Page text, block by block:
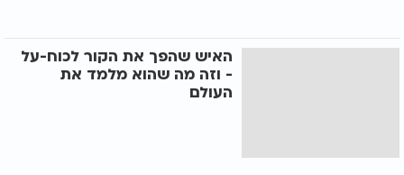
האיש שהפך את הקור לכוח-על
- וזה מה שהוא מלמד את
העולם